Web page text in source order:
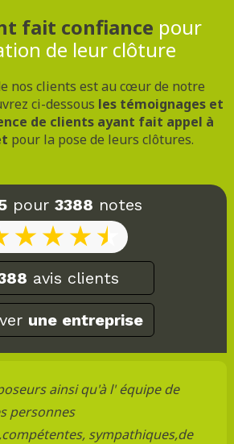
fait confiance pour
de leur clôture
nos clients est au cœur de notre
ci-dessous les témoignages et
de clients ayant fait appel à
pour la pose de leurs clôtures.
pour3388 notes
avis clients
une entreprise
ainsi qu'à l' équipe de
personnes
sympathiques,de